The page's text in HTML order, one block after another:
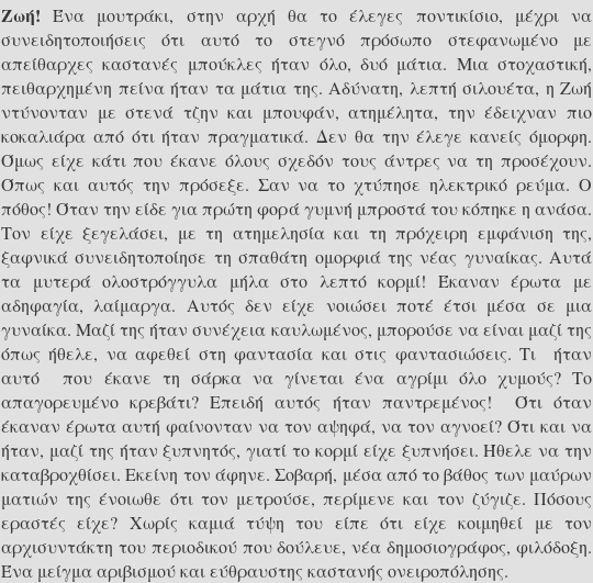
Ζωή! Ένα μουτράκι, στην αρχή θα το έλεγες ποντικίσιο, μέχρι να
συνειδητοποιήσεις ότι αυτό το στεγνό πρόσωπο στεφανωμένο με
απείθαρχες καστανές μπούκλες ήταν όλο, δυό μάτια. Μια στοχαστική,
πειθαρχημένη πείνα ήταν τα μάτια της. Αδύνατη, λεπτή σιλουέτα, η Ζωή
ντύνονταν με στενά τζην και μπουφάν, ατημέλητα, την έδειχναν πιο
κοκαλιάρα από ότι ήταν πραγματικά. Δεν θα την έλεγε κανείς όμορφη.
Όμως είχε κάτι που έκανε όλους σχεδόν τους άντρες να τη προσέχουν.
Όπως και αυτός την πρόσεξε. Σαν να το χτύπησε ηλεκτρικό ρεύμα. Ο
πόθος! Όταν την είδε για πρώτη φορά γυμνή μπροστά του κόπηκε η ανάσα.
Τον είχε ξεγελάσει, με τη ατημελησία και τη πρόχειρη εμφάνιση της,
ξαφνικά συνειδητοποίησε τη σπαθάτη ομορφιά της νέας γυναίκας. Αυτά
τα μυτερά ολοστρόγγυλα μήλα στο λεπτό κορμί! Έκαναν έρωτα με
αδηφαγία, λαίμαργα. Αυτός δεν είχε νοιώσει ποτέ έτσι μέσα σε μια
γυναίκα. Μαζί της ήταν συνέχεια καυλωμένος, μπορούσε να είναι μαζί της
όπως ήθελε, να αφεθεί στη φαντασία και στις φαντασιώσεις. Τι ήταν
αυτό που έκανε τη σάρκα να γίνεται ένα αγρίμι όλο χυμούς? Το
απαγορευμένο κρεβάτι? Επειδή αυτός ήταν παντρεμένος! Ότι όταν
έκαναν έρωτα αυτή φαίνονταν να τον αψηφά, να τον αγνοεί? Ότι και να
ήταν, μαζί της ήταν ξυπνητός, γιατί το κορμί είχε ξυπνήσει. Ήθελε να την
καταβροχθίσει. Εκείνη τον άφηνε. Σοβαρή, μέσα από το βάθος των μαύρων
ματιών της ένοιωθε ότι τον μετρούσε, περίμενε και τον ζύγιζε. Πόσους
εραστές είχε? Χωρίς καμιά τύψη του είπε ότι είχε κοιμηθεί με τον
αρχισυντάκτη του περιοδικού που δούλευε, νέα δημοσιογράφος, φιλόδοξη.
Ένα μείγμα αριβισμού και εύθραυστης καστανής ονειροπόλησης.